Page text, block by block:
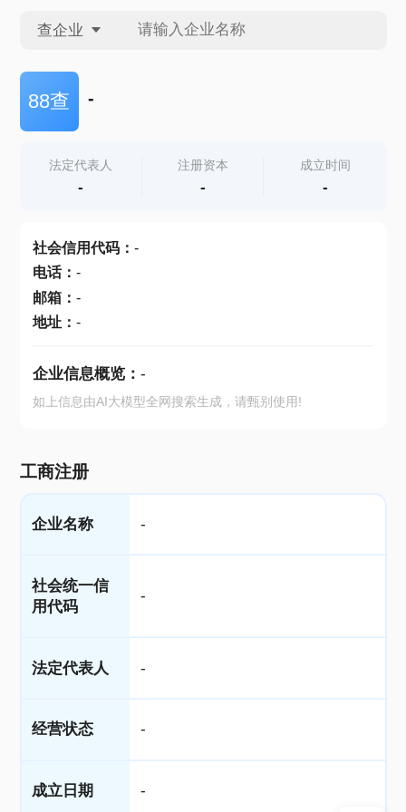
查企业
查企业
查产地
88查 -
法定代表人
-
注册资本
-
成立时间
-
社会信用代码： -
电话： -
邮箱： -
地址： -
企业信息概览： -
如上信息由AI大模型全网搜索生成，请甄别使用!
工商注册
企业名称 -
社会统一信
用代码
-
法定代表人 -
经营状态 -
成立日期 -